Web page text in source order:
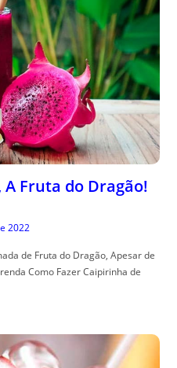
Fruta do Dragão!
2022
de Fruta do Dragão, Apesar de
Como Fazer Caipirinha de